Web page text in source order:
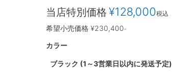
希望小売価格 ¥230,400-
当店特別価格 ¥128,000税込
カラー
ブラック (1～3営業日以内に発送予定)